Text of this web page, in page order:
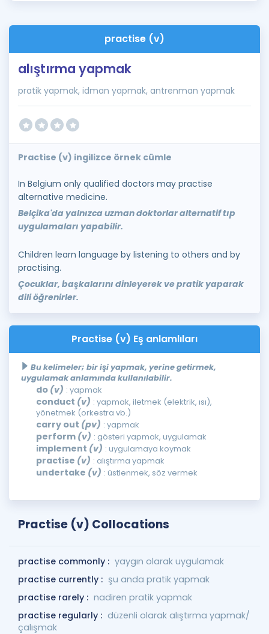
İngilizce Gramer
practise (v)
alıştırma yapmak
pratik yapmak, idman yapmak, antrenman yapmak
Practise (v) ingilizce örnek cümle
In Belgium only qualified doctors may practise
alternative medicine.
Belçika'da yalnızca uzman doktorlar alternatif tıp
uygulamaları yapabilir.
Children learn language by listening to others and by
practising.
Çocuklar, başkalarını dinleyerek ve pratik yaparak
dili öğrenirler.
Practise (v) Eş anlamlıları
Bu kelimeler; bir işi yapmak, yerine getirmek,
uygulamak anlamında kullanılabilir.
do (v) : yapmak
conduct (v) : yapmak, iletmek (elektrik, ısı),
yönetmek (orkestra vb.)
carry out (pv) : yapmak
perform (v) : gösteri yapmak, uygulamak
implement (v) : uygulamaya koymak
practise (v) : alıştırma yapmak
undertake (v) : üstlenmek, söz vermek
Practise (v) Collocations
practise commonly : yaygın olarak uygulamak
practise currently : şu anda pratik yapmak
practise rarely : nadiren pratik yapmak
practise regularly : düzenli olarak alıştırma yapmak/
çalışmak